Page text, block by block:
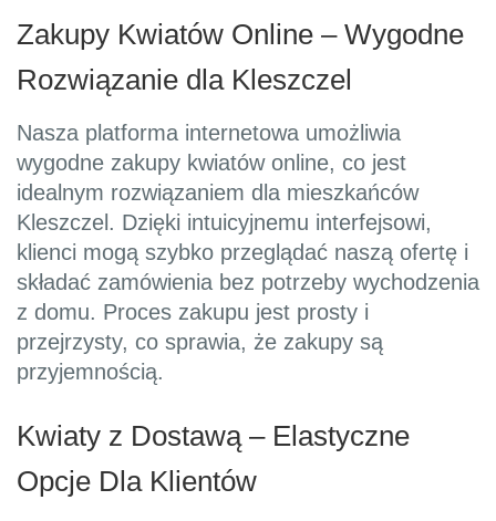
Zakupy Kwiatów Online – Wygodne
Rozwiązanie dla Kleszczel
Nasza platforma internetowa umożliwia
wygodne zakupy kwiatów online, co jest
idealnym rozwiązaniem dla mieszkańców
Kleszczel. Dzięki intuicyjnemu interfejsowi,
klienci mogą szybko przeglądać naszą ofertę i
składać zamówienia bez potrzeby wychodzenia
z domu. Proces zakupu jest prosty i
przejrzysty, co sprawia, że zakupy są
przyjemnością.
Kwiaty z Dostawą – Elastyczne
Opcje Dla Klientów